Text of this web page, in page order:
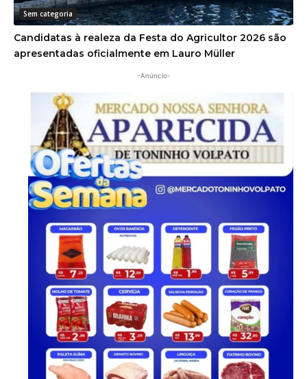
Sem categoria
Candidatas à realeza da Festa do Agricultor 2026 são
apresentadas oficialmente em Lauro Müller
-Anúncio-